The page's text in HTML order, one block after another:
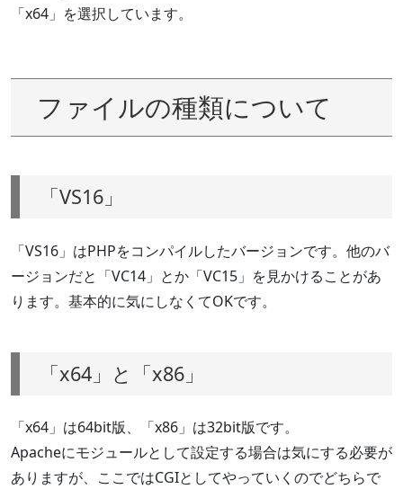
「x64」を選択しています。
ファイルの種類について
「VS16」
「VS16」はPHPをコンパイルしたバージョンです。他のバ
ージョンだと「VC14」とか「VC15」を見かけることがあ
ります。基本的に気にしなくてOKです。
「x64」と「x86」
「x64」は64bit版、「x86」は32bit版です。
Apacheにモジュールとして設定する場合は気にする必要が
ありますが、ここではCGIとしてやっていくのでどちらで